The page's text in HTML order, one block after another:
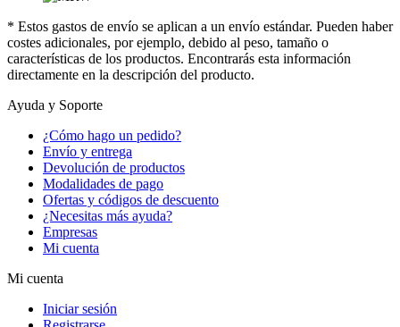
* Estos gastos de envío se aplican a un envío estándar. Pueden haber
costes adicionales, por ejemplo, debido al peso, tamaño o
características de los productos. Encontrarás esta información
directamente en la descripción del producto.
Ayuda y Soporte
¿Cómo hago un pedido?
Envío y entrega
Devolución de productos
Modalidades de pago
Ofertas y códigos de descuento
¿Necesitas más ayuda?
Empresas
Mi cuenta
Mi cuenta
Iniciar sesión